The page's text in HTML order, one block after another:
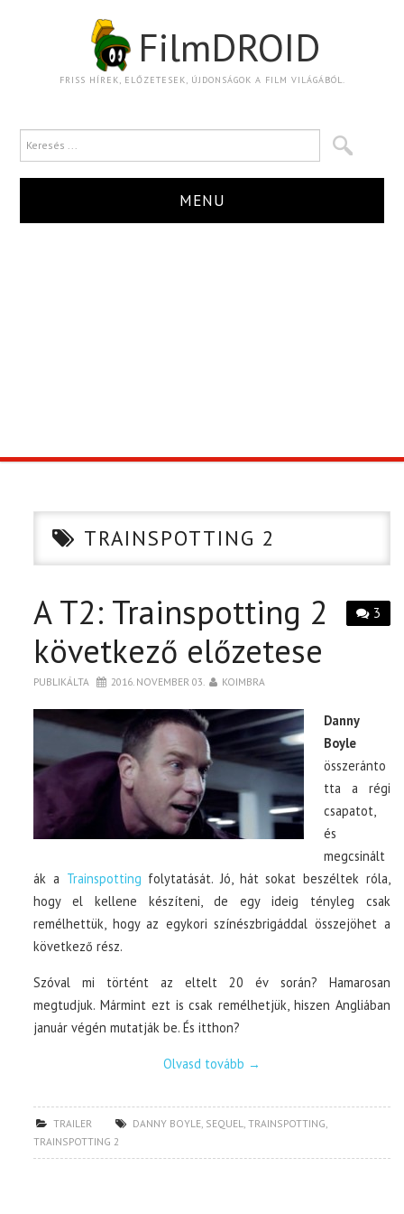
FilmDROID
FRISS HÍREK, ELŐZETESEK, ÚJDONSÁGOK A FILM VILÁGÁBÓL.
MENU
CIKK
PÓLÓ RENDELÉS
TRAINSPOTTING 2
3
A T2: Trainspotting 2
következő előzetese
PUBLIKÁLTA 2016. NOVEMBER 03. KOIMBRA
Danny
Boyle
összeránto
tta a régi
csapatot,
és
megcsinált
ák a Trainspotting folytatását. Jó, hát sokat beszéltek róla,
hogy el kellene készíteni, de egy ideig tényleg csak
remélhettük, hogy az egykori színészbrigáddal összejöhet a
következő rész.
Szóval mi történt az eltelt 20 év során? Hamarosan
megtudjuk. Mármint ezt is csak remélhetjük, hiszen Angliában
január végén mutatják be. És itthon?
Olvasd tovább →
TRAILER DANNY BOYLE, SEQUEL,TRAINSPOTTING,
TRAINSPOTTING 2